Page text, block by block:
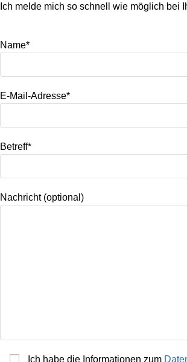
Ich melde mich so schnell wie möglich bei
Name*
E-Mail-Adresse*
Betreff*
Nachricht (optional)
Ich habe die Informationen zum